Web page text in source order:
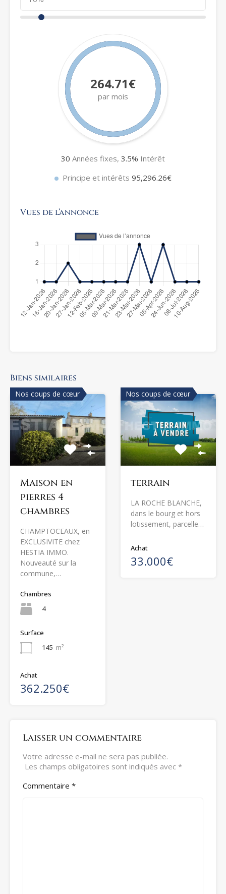
264.71€
par mois
30 Années fixes, 3.5% Intérêt
Principe et intérêts 95,296.26€
Vues de l’annonce
Biens similaires
Nos coups de cœur
Maison en
pierres 4
chambres
CHAMPTOCEAUX, en
EXCLUSIVITE chez
HESTIA IMMO.
Nouveauté sur la
commune,…
Chambres
4
Surface
145 m²
Achat
362.250€
Nos coups de cœur
terrain
LA ROCHE BLANCHE,
dans le bourg et hors
lotissement, parcelle…
Achat
33.000€
Laisser un commentaire
Votre adresse e-mail ne sera pas publiée.
Les champs obligatoires sont indiqués avec *
Commentaire *